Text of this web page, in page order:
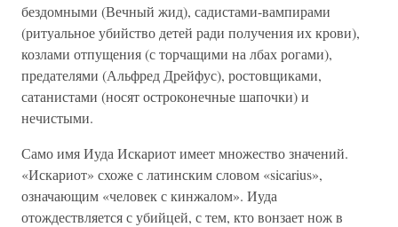
бездомными (Вечный жид), садистами-вампирами
(ритуальное убийство детей ради получения их крови),
козлами отпущения (с торчащими на лбах рогами),
предателями (Альфред Дрейфус), ростовщиками,
сатанистами (носят остроконечные шапочки) и
нечистыми.
Само имя Иуда Искариот имеет множество значений.
«Искариот» схоже с латинским словом «sicarius»,
означающим «человек с кинжалом». Иуда
отождествляется с убийцей, с тем, кто вонзает нож в